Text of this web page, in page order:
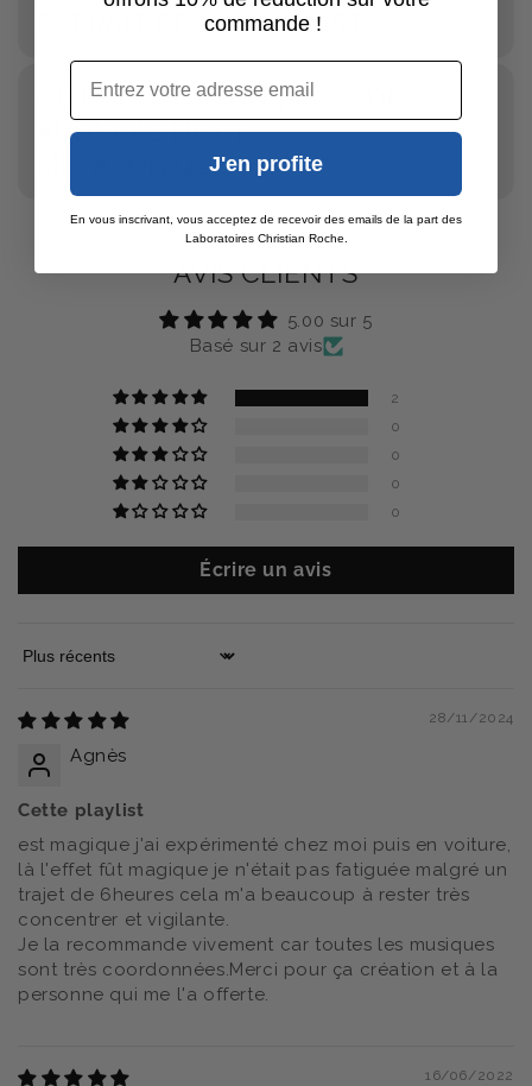
EXTRAIT DE LA PLAYLIST ?
QU’EST-CE QU’UN PROCÉDÉ
AUDIO-ACTIF ET
MÉTASONIQUE ?
AVIS CLIENTS
5.00 sur 5
Basé sur 2 avis
2
0
0
0
0
Écrire un avis
Sort by
28/11/2024
Agnès
Cette playlist
est magique j'ai expérimenté chez moi puis en voiture,
là l'effet fût magique je n'était pas fatiguée malgré un
trajet de 6heures cela m'a beaucoup à rester très
concentrer et vigilante.
Je la recommande vivement car toutes les musiques
sont très coordonnées.Merci pour ça création et à la
personne qui me l'a offerte.
16/06/2022
commande !
Email
J'en profite
En vous inscrivant, vous acceptez de recevoir des emails de la part des
Laboratoires Christian Roche.